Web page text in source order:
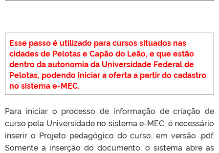
Esse passo é utilizado para cursos situados nas
cidades de Pelotas e Capão do Leão, e que estão
dentro da autonomia da Universidade Federal de
Pelotas, podendo iniciar a oferta a partir do cadastro
no sistema e-MEC.
Para iniciar o processo de informação de criação de
curso pela Universidade no sistema e-MEC, é necessário
inserir o Projeto pedagógico do curso, em versão .pdf.
Somente a inserção do documento, o sistema abre as